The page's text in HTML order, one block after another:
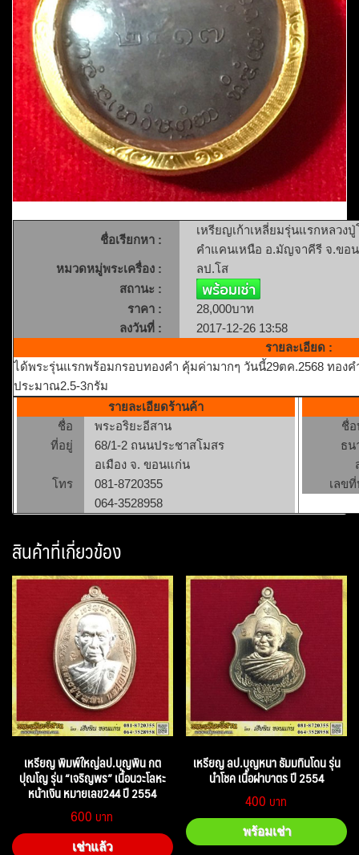
ชื่อเรียกหา :
เหรียญเก้าเหลี่ยมรุ่นแรกหลวง
คำแคนเหนือ อ.มัญจาคีรี จ.ขอ
หมวดหมู่พระเครื่อง :
ลป.โส
สถานะ :
ราคา :
28,000บาท
ลงวันที่ :
2017-12-26 13:58
รายละเอียด :
ได้พระรุ่นแรกพร้อมกรอบทองคำ คุ้มค่ามากๆ วันนี้29ตค.2568 ทอง
ประมาณ2.5-3กรัม
รายละเอียดร้านค้า
ชื่อ
พระอริยะอีสาน
ที่อยู่
68/1-2 ถนนประชาสโมสร
อเมือง จ. ขอนแก่น
โทร
081-8720355
064-3528958
ชื่
ธน
เลข
สินค้าที่เกี่ยวข้อง
เหรียญ พิมพ์ใหญ่ลป.บุญพิน กต
ปุณโญ รุ่น “เจริญพร” เนื้อนวะโลหะ
หน้าเงิน หมายเลข244 ปี 2554
600
เช่าแล้ว
เหรียญ ลป.บุญหนา ธัมมทินโดน รุ่น
นำโชค เนื้อฝาบาตร ปี 2554
400
พร้อมเช่า